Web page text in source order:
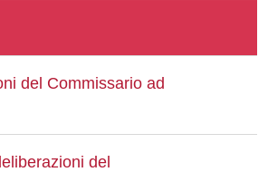
del Commissario ad
del